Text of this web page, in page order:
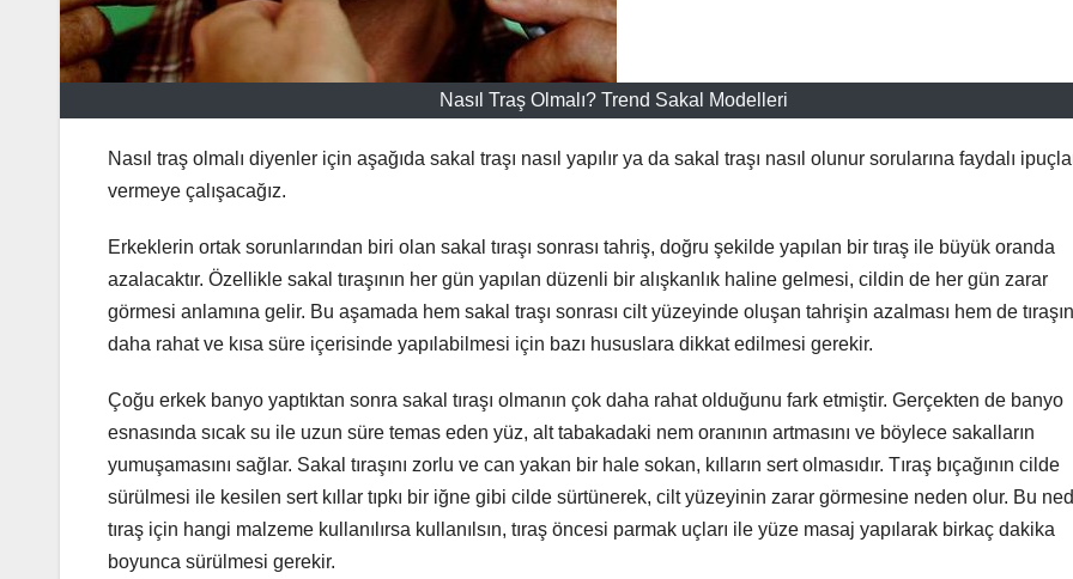
Nasıl Traş Olmalı? Trend Sakal Modelleri
Nasıl traş olmalı diyenler için aşağıda sakal traşı nasıl yapılır ya da sakal traşı nasıl olunur sorularına faydalı
vermeye çalışacağız.
Erkeklerin ortak sorunlarından biri olan sakal tıraşı sonrası tahriş, doğru şekilde yapılan bir tıraş ile büyük oranda
azalacaktır. Özellikle sakal tıraşının her gün yapılan düzenli bir alışkanlık haline gelmesi, cildin de her gün zarar
görmesi anlamına gelir. Bu aşamada hem sakal traşı sonrası cilt yüzeyinde oluşan tahrişin azalması hem de
daha rahat ve kısa süre içerisinde yapılabilmesi için bazı hususlara dikkat edilmesi gerekir.
Çoğu erkek banyo yaptıktan sonra sakal tıraşı olmanın çok daha rahat olduğunu fark etmiştir. Gerçekten de banyo
esnasında sıcak su ile uzun süre temas eden yüz, alt tabakadaki nem oranının artmasını ve böylece sakalların
yumuşamasını sağlar. Sakal tıraşını zorlu ve can yakan bir hale sokan, kılların sert olmasıdır. Tıraş bıçağının cilde
sürülmesi ile kesilen sert kıllar tıpkı bir iğne gibi cilde sürtünerek, cilt yüzeyinin zarar görmesine neden olur. Bu
tıraş için hangi malzeme kullanılırsa kullanılsın, tıraş öncesi parmak uçları ile yüze masaj yapılarak birkaç dakika
boyunca sürülmesi gerekir.